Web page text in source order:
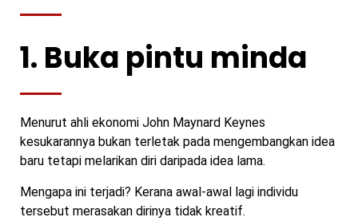
1. Buka pintu minda
Menurut ahli ekonomi John Maynard Keynes
kesukarannya bukan terletak pada mengembangkan idea
baru tetapi melarikan diri daripada idea lama.
Mengapa ini terjadi? Kerana awal-awal lagi individu
tersebut merasakan dirinya tidak kreatif.